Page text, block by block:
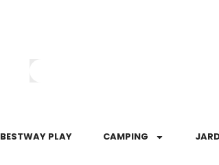
BESTWAY PLAY CAMPING